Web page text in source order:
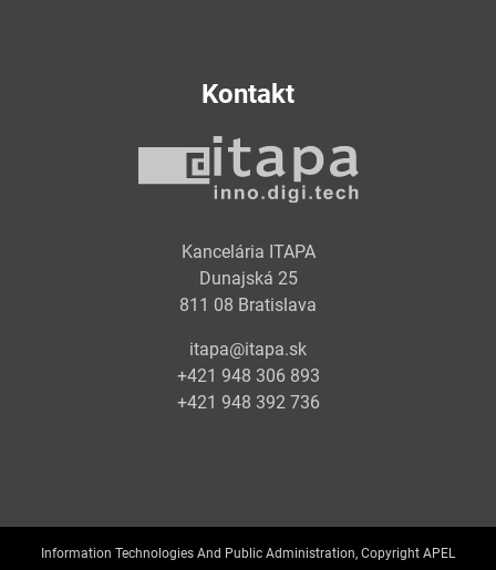
Kontakt
Kancelária ITAPA
Dunajská 25
811 08 Bratislava
itapa@itapa.sk
+421 948 306 893
+421 948 392 736
Information Technologies And Public Administration, Copyright APEL